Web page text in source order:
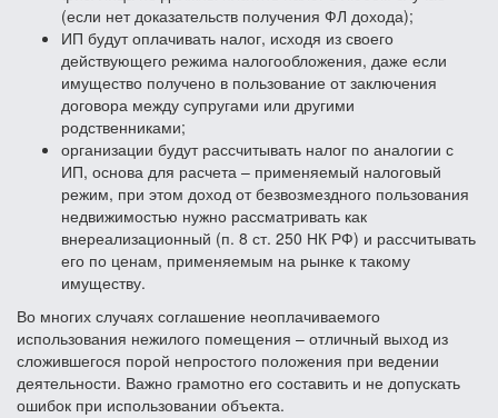
(если нет доказательств получения ФЛ дохода);
ИП будут оплачивать налог, исходя из своего
действующего режима налогообложения, даже если
имущество получено в пользование от заключения
договора между супругами или другими
родственниками;
организации будут рассчитывать налог по аналогии с
ИП, основа для расчета – применяемый налоговый
режим, при этом доход от безвозмездного пользования
недвижимостью нужно рассматривать как
внереализационный (п. 8 ст. 250 НК РФ) и рассчитывать
его по ценам, применяемым на рынке к такому
имуществу.
Во многих случаях соглашение неоплачиваемого
использования нежилого помещения – отличный выход из
сложившегося порой непростого положения при ведении
деятельности. Важно грамотно его составить и не допускать
ошибок при использовании объекта.